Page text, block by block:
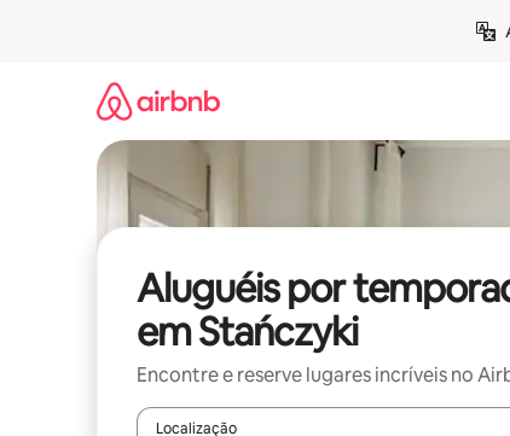
Aluguéis por
em Stańczyki
Encontre e reserve lugares incríveis no
Localização